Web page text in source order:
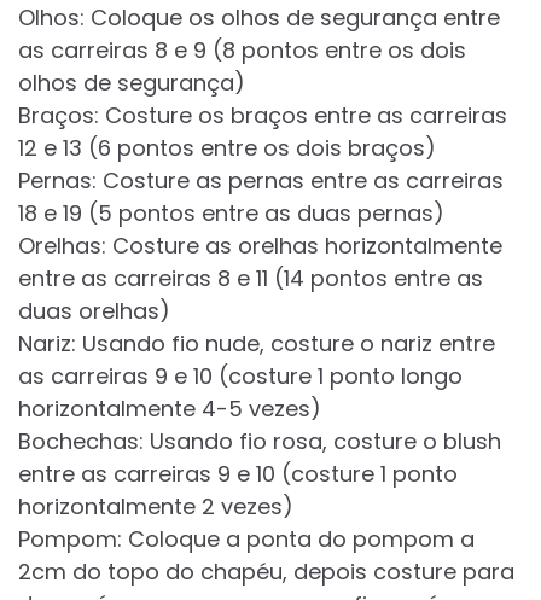
Olhos: Coloque os olhos de segurança entre
as carreiras 8 e 9 (8 pontos entre os dois
olhos de segurança)
Braços: Costure os braços entre as carreiras
12 e 13 (6 pontos entre os dois braços)
Pernas: Costure as pernas entre as carreiras
18 e 19 (5 pontos entre as duas pernas)
Orelhas: Costure as orelhas horizontalmente
entre as carreiras 8 e 11 (14 pontos entre as
duas orelhas)
Nariz: Usando fio nude, costure o nariz entre
as carreiras 9 e 10 (costure 1 ponto longo
horizontalmente 4-5 vezes)
Bochechas: Usando fio rosa, costure o blush
entre as carreiras 9 e 10 (costure 1 ponto
horizontalmente 2 vezes)
Pompom: Coloque a ponta do pompom a
2cm do topo do chapéu, depois costure para